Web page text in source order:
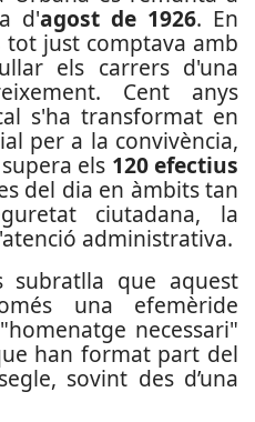
d'agost de 1926. En
just comptava amb
els carrers d'una
Cent anys
s'ha transformat en
per a la convivència,
els 120 efectius
del dia en àmbits tan
ciutadana, la
administrativa.
subratlla que aquest
una efemèride
necessari"
han format part del
sovint des d’una